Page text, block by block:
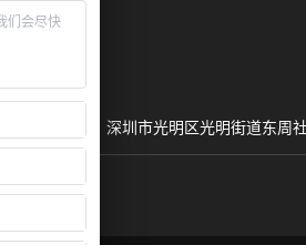
地址：深圳市光明区光明街道东